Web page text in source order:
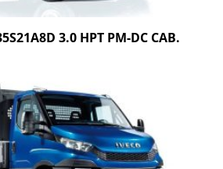
3.0 HPT PM-DC CAB.